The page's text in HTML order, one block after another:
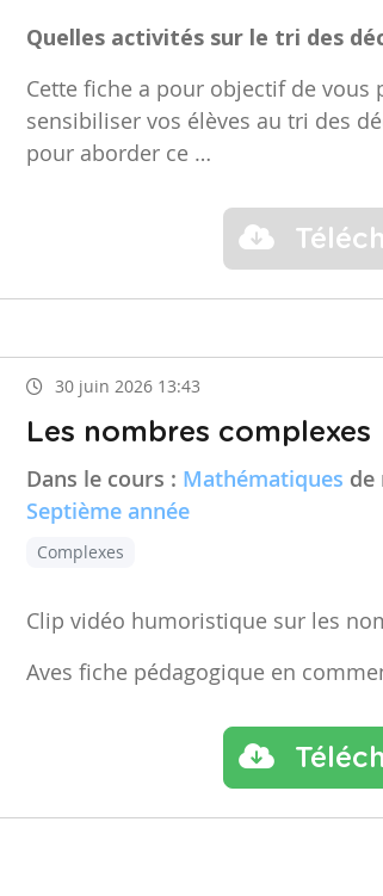
Quelles activités sur le tri des
Cette fiche a pour objectif de vous
sensibiliser vos élèves au tri des
pour aborder ce …
30 juin 2026 13:43
Les nombres complexes
Dans le cours : Mathématiques de
Septième année
Complexes
Clip vidéo humoristique sur les
Aves fiche pédagogique en